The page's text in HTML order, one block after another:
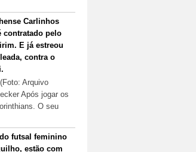
Carlinhos
contratado pelo
E já estreou
contra o
Arquivo
Após jogar os
O seu
futsal feminino
estão com